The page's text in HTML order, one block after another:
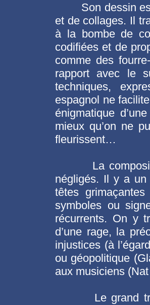
Son dessin est
et de collages. Il
à la bombe de
codifiées et de
comme des
rapport avec le
techniques,
espagnol ne
énigmatique
mieux qu’on ne
fleurissent…
La
négligés. Il y a un
têtes
symboles ou
récurrents. On y
d’une rage, la
injustices (à
ou géopolitique
aux musiciens
Le grand